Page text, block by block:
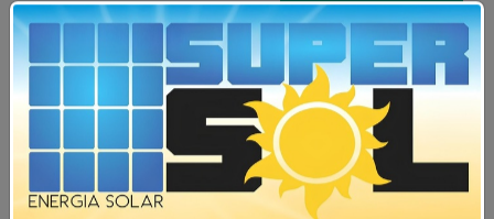
AGORA AO VIVO
NOTÍCIAS / POLÍTICA